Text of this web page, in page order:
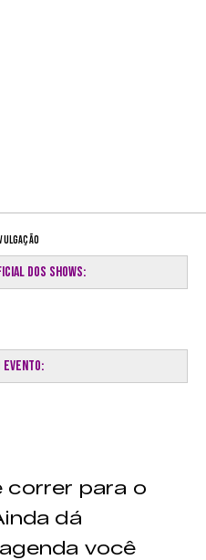
dos shows:
Evento:
correr para o
dá
você